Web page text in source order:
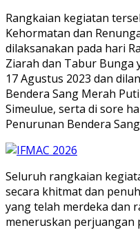
Rangkaian kegiatan
Kehormatan dan
dilaksanakan pada hari
Ziarah dan Tabur Bunga
17 Agustus 2023 dan
Bendera Sang Merah
Simeulue, serta di sore
Penurunan Bendera
Seluruh rangkaian
secara khitmat dan
yang telah merdeka dan
meneruskan perjuangan